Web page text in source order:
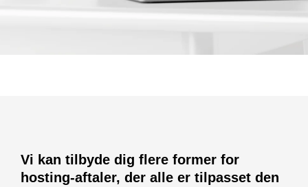
Vi kan tilbyde dig flere former for
hosting-aftaler, der alle er tilpasset den